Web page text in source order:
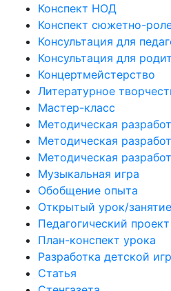
Конспект НОД
Конспект сюжетно-
Консультация для
Консультация для
Концертмейстерство
Литературное
Мастер-класс
Методическая
Методическая
Методическая
Музыкальная игра
Обобщение опыта
Открытый урок/занятие
Педагогический проект
План-конспект урока
Разработка детской
Статья